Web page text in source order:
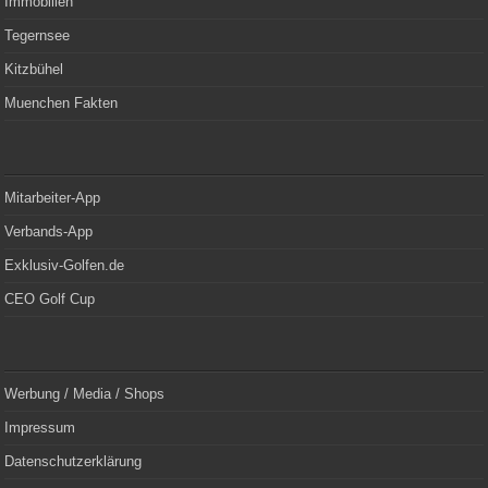
Tegernsee
Kitzbühel
Muenchen Fakten
Mitarbeiter-App
Verbands-App
Exklusiv-Golfen.de
CEO Golf Cup
Werbung / Media / Shops
Impressum
Datenschutzerklärung